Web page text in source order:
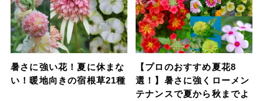
暑さに強い花！夏に休まな
い！暖地向きの宿根草21種
【プロのおすすめ夏花8
選！】暑さに強くローメン
テナンスで夏から秋までよ